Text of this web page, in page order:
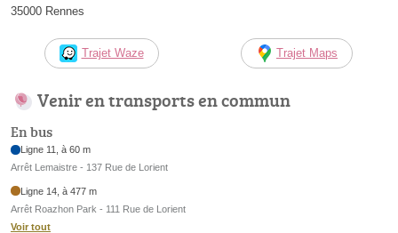
35000 Rennes
Trajet Waze Trajet Maps
Venir en transports en commun
En bus
Ligne 11, à 60 m
Arrêt Lemaistre - 137 Rue de Lorient
Ligne 14, à 477 m
Arrêt Roazhon Park - 111 Rue de Lorient
Voir tout